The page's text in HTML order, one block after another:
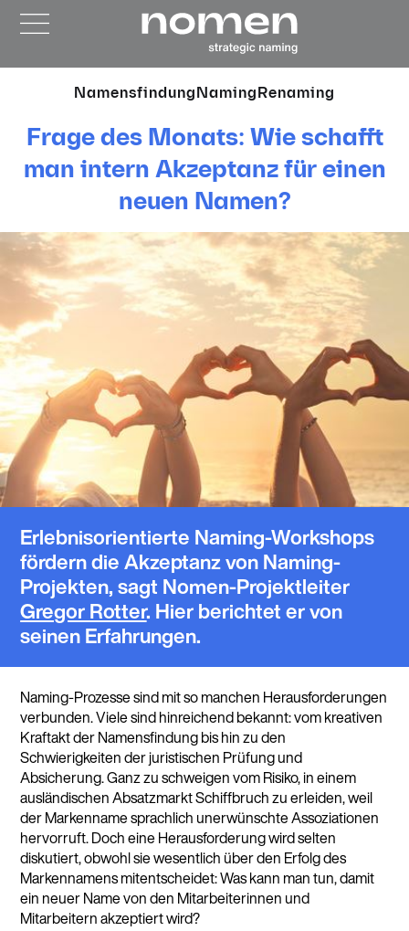
NamensfindungNamingRenaming
Frage des Monats: Wie schafft
man intern Akzeptanz für einen
neuen Namen?
Erlebnisorientierte Naming-Workshops
fördern die Akzeptanz von Naming-
Projekten, sagt Nomen-Projektleiter
Gregor Rotter. Hier berichtet er von
seinen Erfahrungen.
Naming-Prozesse sind mit so manchen Herausforderungen
verbunden. Viele sind hinreichend bekannt: vom kreativen
Kraftakt der Namensfindung bis hin zu den
Schwierigkeiten der juristischen Prüfung und
Absicherung. Ganz zu schweigen vom Risiko, in einem
ausländischen Absatzmarkt Schiffbruch zu erleiden, weil
der Markenname sprachlich unerwünschte Assoziationen
hervorruft. Doch eine Herausforderung wird selten
diskutiert, obwohl sie wesentlich über den Erfolg des
Markennamens mitentscheidet: Was kann man tun, damit
ein neuer Name von den Mitarbeiterinnen und
Mitarbeitern akzeptiert wird?